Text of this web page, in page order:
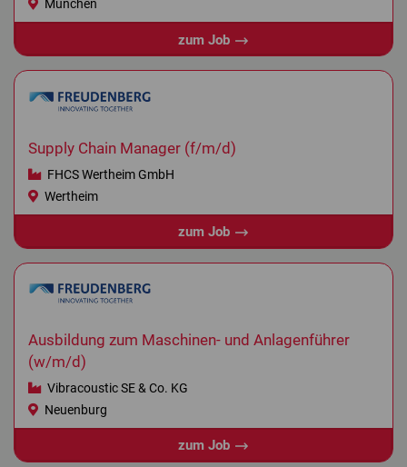
München
zum Job
Supply Chain Manager (f/m/d)
FHCS Wertheim GmbH
Wertheim
zum Job
Ausbildung zum Maschinen- und Anlagenführer
(w/m/d)
Vibracoustic SE & Co. KG
Neuenburg
zum Job